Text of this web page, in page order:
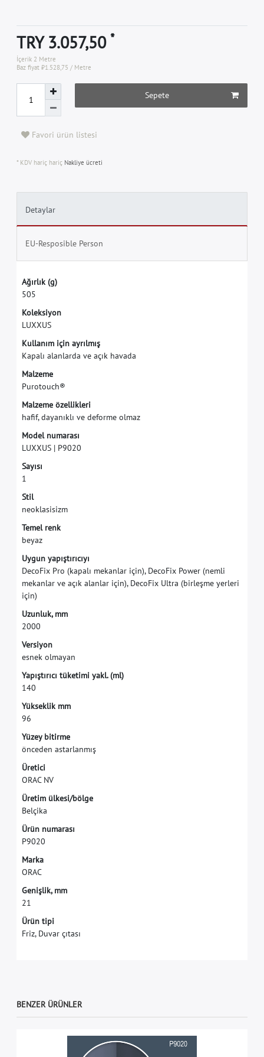
TRY 3.057,50*
İçerik 2 Metre
Baz fiyat₺1.528,75 / Metre
Sepete
Favori ürün listesi
* KDV hariç hariç Nakliye ücreti
Detaylar
EU-Resposible Person
Ağırlık (g)
505
Koleksiyon
LUXXUS
Kullanım için ayrılmış
Kapalı alanlarda ve açık havada
Malzeme
Purotouch®
Malzeme özellikleri
haff, dayanıklı ve deforme olmaz
Model numarası
LUXXUS | P9020
Sayısı
1
Stil
neoklasisizm
Temel renk
beyaz
Uygun yapıştırıcıyı
DecoFix Pro (kapalı mekanlar için), DecoFix Power (nemli
mekanlar ve açık alanlar için), DecoFix Ultra (birleşme yerleri
için)
Uzunluk, mm
2000
Versiyon
esnek olmayan
Yapıştırıcı tüketimi yakl. (ml)
140
Yükseklik mm
96
Yüzey bitirme
önceden astarlanmış
Üretici
ORAC NV
Üretim ülkesi/bölge
Belçika
Ürün numarası
P9020
Marka
ORAC
Genişlik, mm
21
Ürün tipi
Friz, Duvar çıtası
BENZER ÜRÜNLER